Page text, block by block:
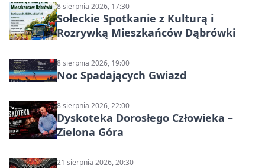
8 sierpnia 2026, 17:30
Sołeckie Spotkanie z Kulturą i
Rozrywką Mieszkańców Dąbrówki
8 sierpnia 2026, 19:00
Noc Spadających Gwiazd
8 sierpnia 2026, 22:00
Dyskoteka Dorosłego Człowieka –
Zielona Góra
21 sierpnia 2026, 20:30